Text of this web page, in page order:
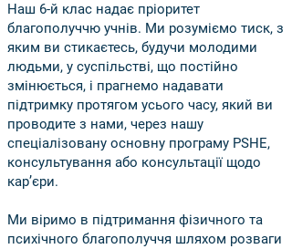
Наш 6-й клас надає пріоритет
благополуччю учнів. Ми розуміємо тиск, з
яким ви стикаєтесь, будучи молодими
людьми, у суспільстві, що постійно
змінюється, і прагнемо надавати
підтримку протягом усього часу, який ви
проводите з нами, через нашу
спеціалізовану основну програму PSHE,
консультування або консультації щодо
кар’єри.
Ми віримо в підтримання фізичного та
психічного благополуччя шляхом розваги